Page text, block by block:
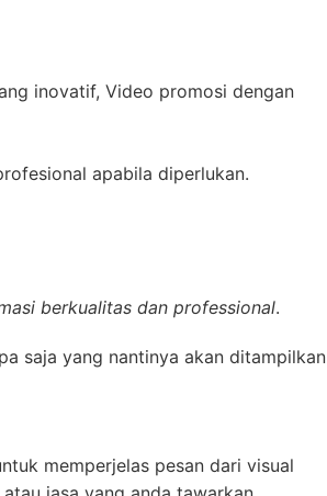
inovatif, Video promosi dengan
apabila diperlukan.
berkualitas dan professional.
saja yang nantinya akan ditampilkan
memperjelas pesan dari visual